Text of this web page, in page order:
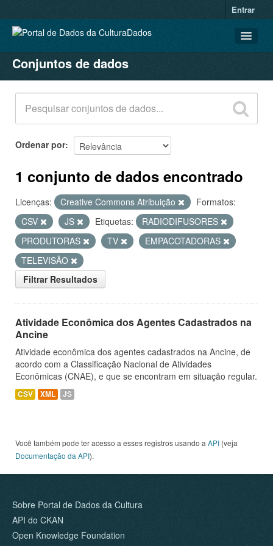
Entrar
CONJUNTOS DE DADOS
ORGANIZAÇÕES
GRUPOS
SOBRE
Conjuntos de dados
Ordenar por
1 conjunto de dados encontrado
Licenças: Creative Commons Atribuição
Formatos:
CSV
JS Etiquetas:
RADIODIFUSORES
PRODUTORAS
TV
EMPACOTADORAS
TELEVISÃO
Filtrar Resultados
Atividade Econômica dos Agentes Cadastrados na
Ancine
Atividade econômica dos agentes cadastrados na Ancine, de
acordo com a Classificação Nacional de Atividades
Econômicas (CNAE), e que se encontram em situação regular.
CSV XML JS
Você também pode ter acesso a esses registros usando a API (veja
Documentação da API).
Sobre Portal de Dados da Cultura
API do CKAN
Open Knowledge Foundation